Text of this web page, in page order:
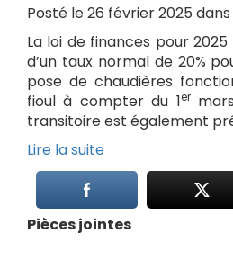
Posté le 26 février 2025
La loi de finances pour
d’un taux normal de 20%
pose de chaudières
fioul à compter du 1ermars
transitoire est également
Lire la suite
Pièces jointes